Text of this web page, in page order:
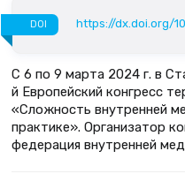
DOI https://dx.doi.org/
С 6 по 9 марта 2024 г. в
й Европейский конгресс
«Сложность внутренней
практике». Организатор
федерация внутренней